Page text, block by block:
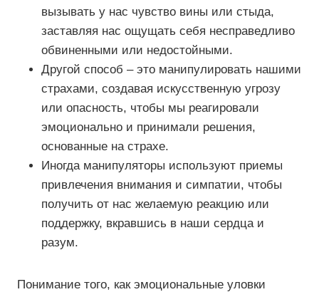
вызывать у нас чувство вины или стыда,
заставляя нас ощущать себя несправедливо
обвиненными или недостойными.
Другой способ – это манипулировать нашими
страхами, создавая искусственную угрозу
или опасность, чтобы мы реагировали
эмоционально и принимали решения,
основанные на страхе.
Иногда манипуляторы используют приемы
привлечения внимания и симпатии, чтобы
получить от нас желаемую реакцию или
поддержку, вкравшись в наши сердца и
разум.
Понимание того, как эмоциональные уловки